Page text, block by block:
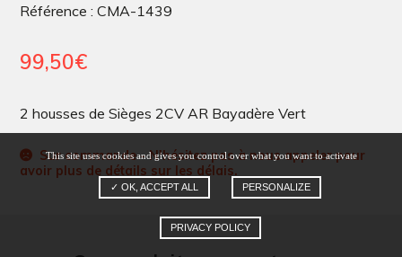
Référence : CMA-1439
99,50€
2 housses de Sièges 2CV AR Bayadère Vert
Sur commande - N'hésitez pas à nous appeler pour
avoir plus de détails sur les délais.
This site uses cookies and gives you control over what you want to activate
✓ OK, ACCEPT ALL PERSONALIZE
PRIVACY POLICY